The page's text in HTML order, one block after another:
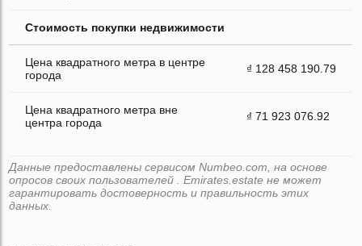
Стоимость покупки недвижимости
Цена квадратного метра в центре
города
₫ 128 458 190.79
Цена квадратного метра вне
центра города
₫ 71 923 076.92
Данные предоставлены сервисом Numbeo.com, на основе
опросов своих пользователей . Emirates.estate не может
гарантировать достоверность и правильность этих
данных.